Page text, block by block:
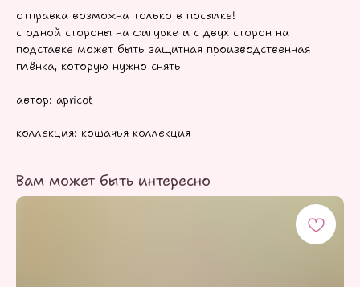
отправка возможна только в посылке!
с одной стороны на фигурке и с двух сторон на
подставке может быть защитная производственная
плёнка, которую нужно снять
автор: apricot
коллекция: кошачья коллекция
Вам может быть интересно